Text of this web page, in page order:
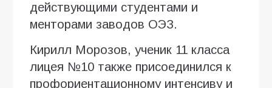
действующими студентами и
менторами заводов ОЭЗ.
Кирилл Морозов, ученик 11 класса
лицея №10 также присоединился к
профориентационному интенсиву и